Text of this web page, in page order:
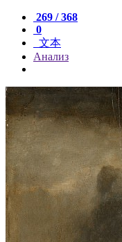
269 / 368
0
文本
Анализ